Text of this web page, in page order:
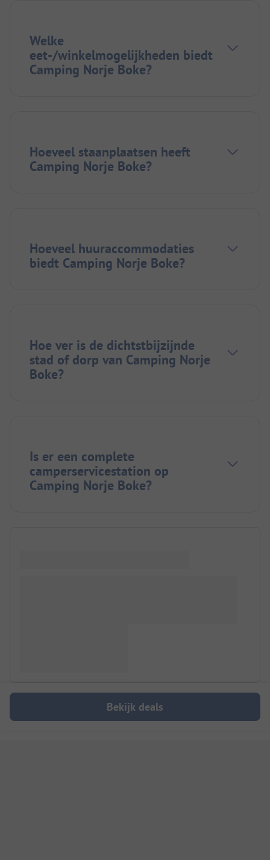
Welke
eet-/winkelmogelijkheden biedt
Camping Norje Boke?
Hoeveel staanplaatsen heeft
Camping Norje Boke?
Hoeveel huuraccommodaties
biedt Camping Norje Boke?
Hoe ver is de dichtstbijzijnde
stad of dorp van Camping Norje
Boke?
Is er een complete
camperservicestation op
Camping Norje Boke?
Bekijk deals